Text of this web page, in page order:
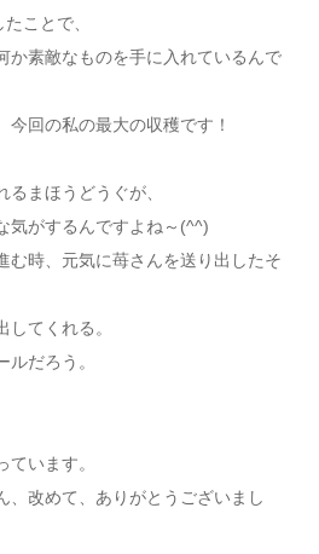
ことで、
か素敵なものを手に入れているんで
今回の私の最大の収穫です！
まほうどうぐが、
気がするんですよね～(^^)
む時、元気に苺さんを送り出したそ
てくれる。
だろう。
います。
、改めて、ありがとうございまし